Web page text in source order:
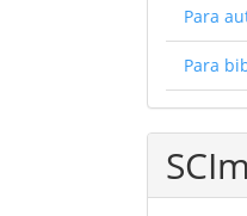
Para
Para